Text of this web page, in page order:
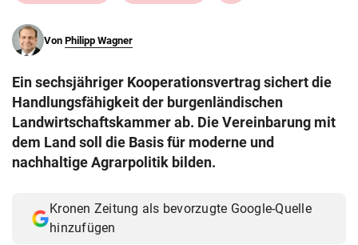
search
eingeben
© Krone Multimedia GmbH & Co KG 2026
Von Philipp Wagner
Ein sechsjähriger Kooperationsvertrag sichert die
Handlungsfähigkeit der burgenländischen
Landwirtschaftskammer ab. Die Vereinbarung mit
dem Land soll die Basis für moderne und
nachhaltige Agrarpolitik bilden.
Kronen Zeitung als bevorzugte Google-Quelle
hinzufügen